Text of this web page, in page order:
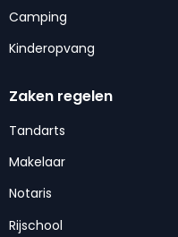
Camping
Kinderopvang
Zaken regelen
Tandarts
Makelaar
Notaris
Rijschool